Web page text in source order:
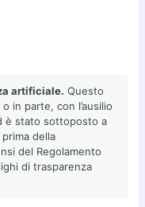
artificiale. Questo
in parte, con l’ausilio
è stato sottoposto a
della
del Regolamento
di trasparenza